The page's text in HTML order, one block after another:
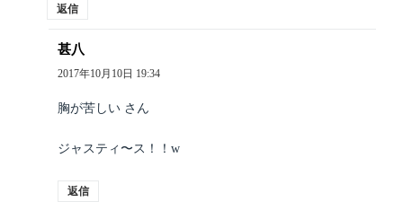
返信
甚八
り:
2017年10月10日 19:34
胸が苦しい さん
ジャスティ〜ス！！w
返信